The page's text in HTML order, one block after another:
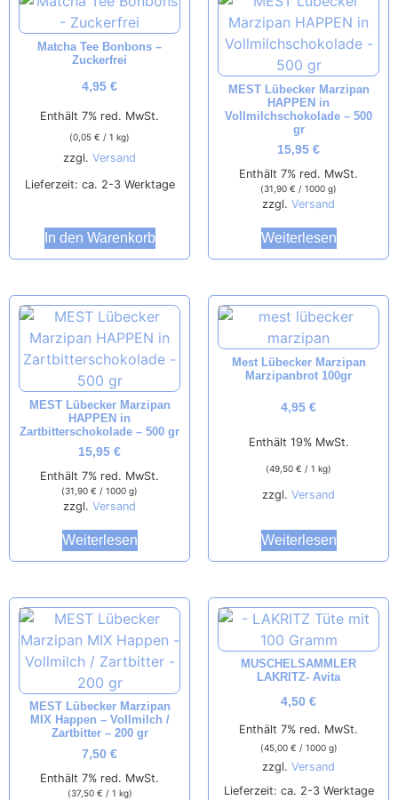
Matcha Tee Bonbons –
Zuckerfrei
4,95 €
Enthält 7% red. MwSt.
(0,05 € / 1 kg)
zzgl. Versand
Lieferzeit: ca. 2-3 Werktage
In den Warenkorb
MEST Lübecker Marzipan
HAPPEN in
Vollmilchschokolade – 500
gr
15,95 €
Enthält 7% red. MwSt.
(31,90 € / 1000 g)
zzgl. Versand
Weiterlesen
MEST Lübecker Marzipan
HAPPEN in
Zartbitterschokolade – 500 gr
15,95 €
Enthält 7% red. MwSt.
(31,90 € / 1000 g)
zzgl. Versand
Weiterlesen
Mest Lübecker Marzipan
Marzipanbrot 100gr
4,95 €
Enthält 19% MwSt.
(49,50 € / 1 kg)
zzgl. Versand
Weiterlesen
MEST Lübecker Marzipan
MIX Happen – Vollmilch /
Zartbitter – 200 gr
7,50 €
Enthält 7% red. MwSt.
(37,50 € / 1 kg)
MUSCHELSAMMLER
LAKRITZ- Avita
4,50 €
Enthält 7% red. MwSt.
(45,00 € / 1000 g)
zzgl. Versand
Lieferzeit: ca. 2-3 Werktage